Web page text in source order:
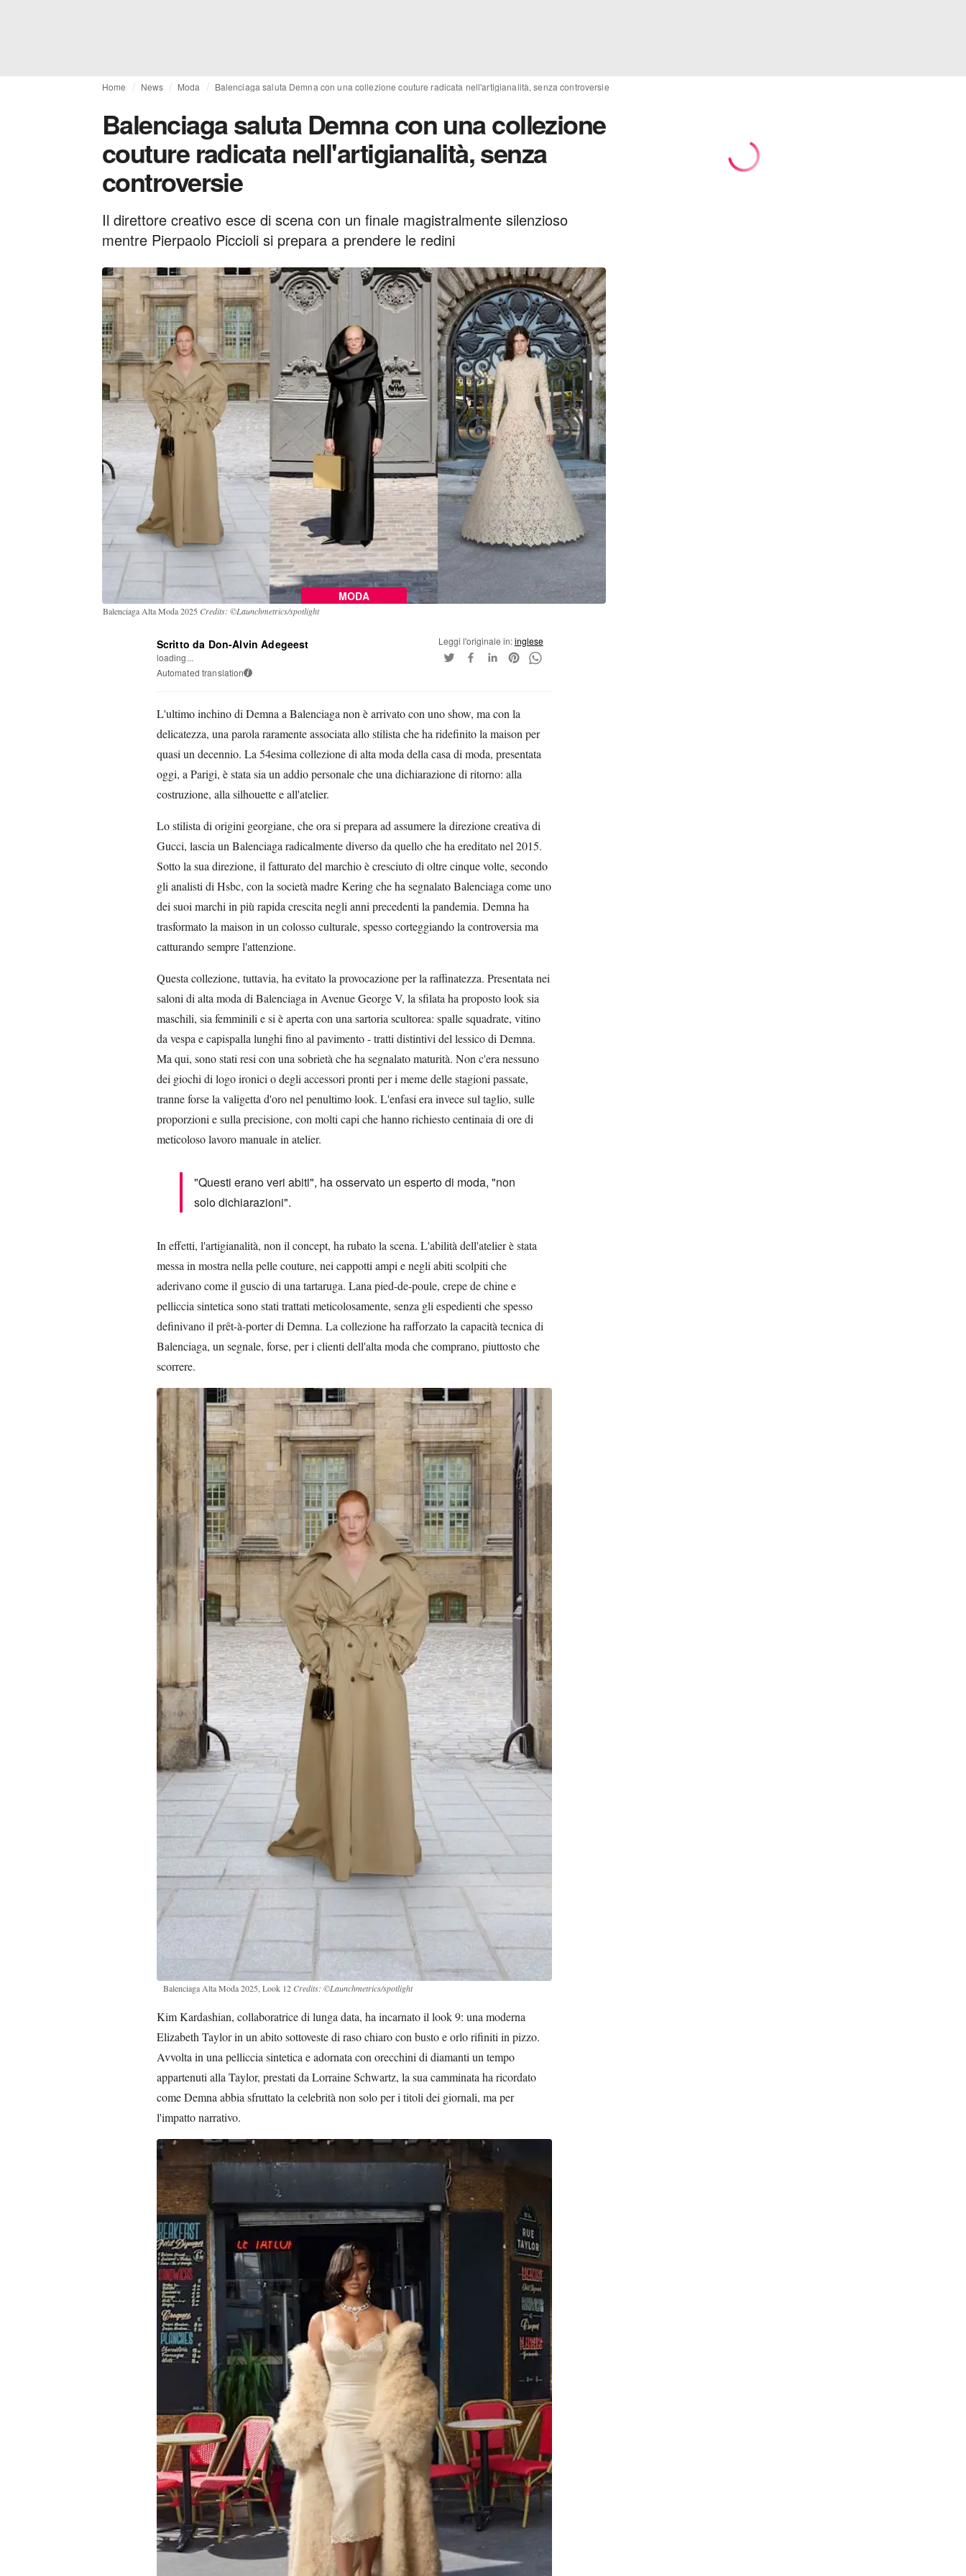
Home News Moda Balenciaga saluta Demna con una collezione couture radicata nell'artigianalità, senza controversie
Balenciaga saluta Demna con una collezione
couture radicata nell'artigianalità, senza
controversie
Il direttore creativo esce di scena con un finale magistralmente silenzioso
mentre Pierpaolo Piccioli si prepara a prendere le redini
MODA
Balenciaga Alta Moda 2025 Credits: ©Launchmetrics/spotlight
Scritto da Don-Alvin Adegeest
loading...
Automated translation i
Leggi l'originale in:inglese
L'ultimo inchino di Demna a Balenciaga non è arrivato con uno show, ma con la
delicatezza, una parola raramente associata allo stilista che ha ridefinito la maison per
quasi un decennio. La 54esima collezione di alta moda della casa di moda, presentata
oggi, a Parigi, è stata sia un addio personale che una dichiarazione di ritorno: alla
costruzione, alla silhouette e all'atelier.
Lo stilista di origini georgiane, che ora si prepara ad assumere la direzione creativa di
Gucci, lascia un Balenciaga radicalmente diverso da quello che ha ereditato nel 2015.
Sotto la sua direzione, il fatturato del marchio è cresciuto di oltre cinque volte, secondo
gli analisti di Hsbc, con la società madre Kering che ha segnalato Balenciaga come uno
dei suoi marchi in più rapida crescita negli anni precedenti la pandemia. Demna ha
trasformato la maison in un colosso culturale, spesso corteggiando la controversia ma
catturando sempre l'attenzione.
Questa collezione, tuttavia, ha evitato la provocazione per la raffinatezza. Presentata nei
saloni di alta moda di Balenciaga in Avenue George V, la sfilata ha proposto look sia
maschili, sia femminili e si è aperta con una sartoria scultorea: spalle squadrate, vitino
da vespa e capispalla lunghi fino al pavimento - tratti distintivi del lessico di Demna.
Ma qui, sono stati resi con una sobrietà che ha segnalato maturità. Non c'era nessuno
dei giochi di logo ironici o degli accessori pronti per i meme delle stagioni passate,
tranne forse la valigetta d'oro nel penultimo look. L'enfasi era invece sul taglio, sulle
proporzioni e sulla precisione, con molti capi che hanno richiesto centinaia di ore di
meticoloso lavoro manuale in atelier.
"Questi erano veri abiti", ha osservato un esperto di moda, "non
solo dichiarazioni".
In effetti, l'artigianalità, non il concept, ha rubato la scena. L'abilità dell'atelier è stata
messa in mostra nella pelle couture, nei cappotti ampi e negli abiti scolpiti che
aderivano come il guscio di una tartaruga. Lana pied-de-poule, crepe de chine e
pelliccia sintetica sono stati trattati meticolosamente, senza gli espedienti che spesso
definivano il prêt-à-porter di Demna. La collezione ha rafforzato la capacità tecnica di
Balenciaga, un segnale, forse, per i clienti dell'alta moda che comprano, piuttosto che
scorrere.
Balenciaga Alta Moda 2025, Look 12 Credits: ©Launchmetrics/spotlight
Kim Kardashian, collaboratrice di lunga data, ha incarnato il look 9: una moderna
Elizabeth Taylor in un abito sottoveste di raso chiaro con busto e orlo rifiniti in pizzo.
Avvolta in una pelliccia sintetica e adornata con orecchini di diamanti un tempo
appartenuti alla Taylor, prestati da Lorraine Schwartz, la sua camminata ha ricordato
come Demna abbia sfruttato la celebrità non solo per i titoli dei giornali, ma per
l'impatto narrativo.